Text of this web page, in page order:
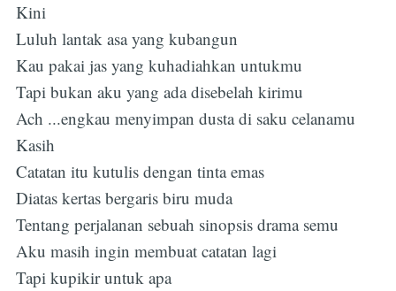
Kini
Luluh lantak asa yang kubangun
Kau pakai jas yang kuhadiahkan untukmu
Tapi bukan aku yang ada disebelah kirimu
Ach ...engkau menyimpan dusta di saku celanamu
Kasih
Catatan itu kutulis dengan tinta emas
Diatas kertas bergaris biru muda
Tentang perjalanan sebuah sinopsis drama semu
Aku masih ingin membuat catatan lagi
Tapi kupikir untuk apa